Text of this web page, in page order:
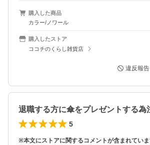
購入した商品
カラー/ノワール
購入したストア
ココチのくらし雑貨店
違反報告
5
※本文にストアに関するコメントが含まれていま